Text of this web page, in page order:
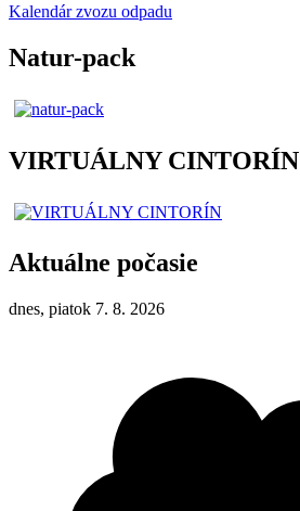
Kalendár zvozu odpadu
Natur-pack
VIRTUÁLNY CINTORÍN
Aktuálne počasie
dnes, piatok 7. 8. 2026